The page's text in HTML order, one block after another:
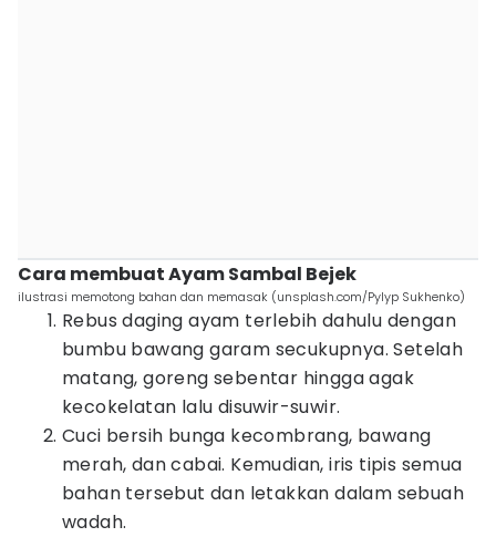
Cara membuat Ayam Sambal Bejek
ilustrasi memotong bahan dan memasak (unsplash.com/Pylyp Sukhenko)
Rebus daging ayam terlebih dahulu dengan
bumbu bawang garam secukupnya. Setelah
matang, goreng sebentar hingga agak
kecokelatan lalu disuwir-suwir.
Cuci bersih bunga kecombrang, bawang
merah, dan cabai. Kemudian, iris tipis semua
bahan tersebut dan letakkan dalam sebuah
wadah.